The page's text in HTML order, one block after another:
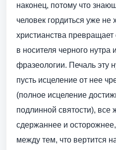
наконец, потому что
человек гордиться уже не
христианства
в носителя черного нутра
фразеологии. Печаль эту
пусть исцеление от нее
(полное исцеление
подлинной святости), все
сдержаннее и
между тем, что вертится